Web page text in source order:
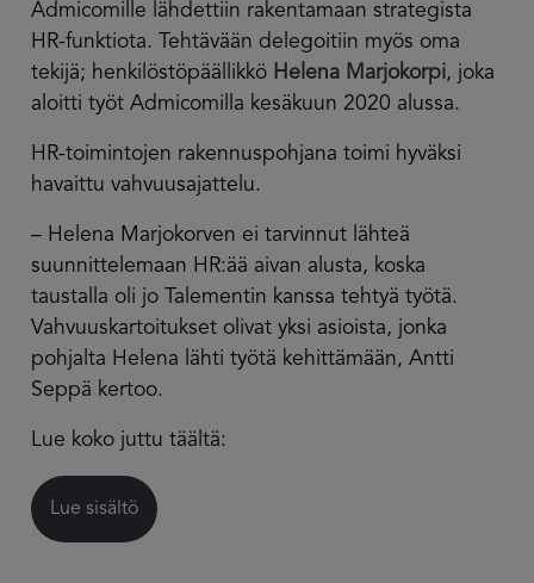
Admicomille lähdettiin rakentamaan strategista
HR-funktiota. Tehtävään delegoitiin myös oma
tekijä; henkilöstöpäällikkö Helena Marjokorpi, joka
aloitti työt Admicomilla kesäkuun 2020 alussa.
HR-toimintojen rakennuspohjana toimi hyväksi
havaittu vahvuusajattelu.
– Helena Marjokorven ei tarvinnut lähteä
suunnittelemaan HR:ää aivan alusta, koska
taustalla oli jo Talementin kanssa tehtyä työtä.
Vahvuuskartoitukset olivat yksi asioista, jonka
pohjalta Helena lähti työtä kehittämään, Antti
Seppä kertoo.
Lue koko juttu täältä:
Lue sisältö